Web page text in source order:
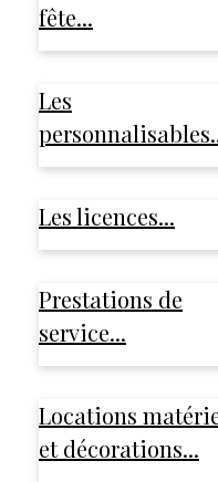
fête...
Les
Les licences...
Prestations de
service...
Locations
et décorations...